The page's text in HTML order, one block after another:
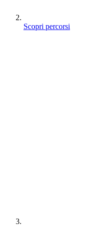
Scopri percorsi